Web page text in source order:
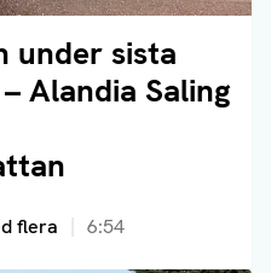
under sista
Alandia Saling
flera 6:54